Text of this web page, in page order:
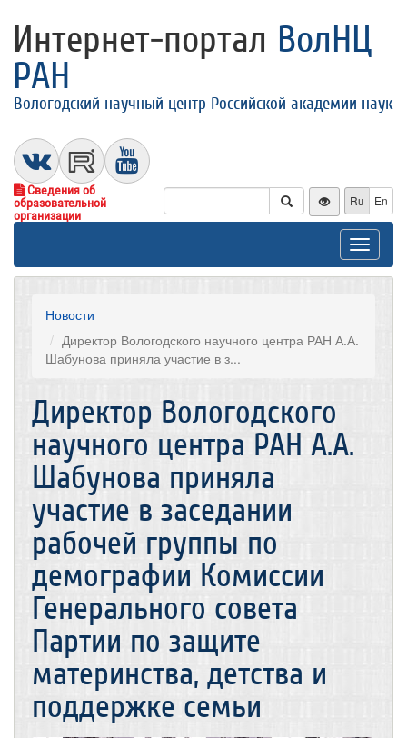
Интернет-портал ВолНЦ
РАН
Вологодский научный центр Российской академии наук
Сведения об
образовательной
организации
Ru En
Toggle
Новости
Директор Вологодского научного центра РАН А.А.
Шабунова приняла участие в з...
Директор Вологодского
научного центра РАН А.А.
Шабунова приняла
участие в заседании
рабочей группы по
демографии Комиссии
Генерального совета
Партии по защите
материнства, детства и
поддержке семьи